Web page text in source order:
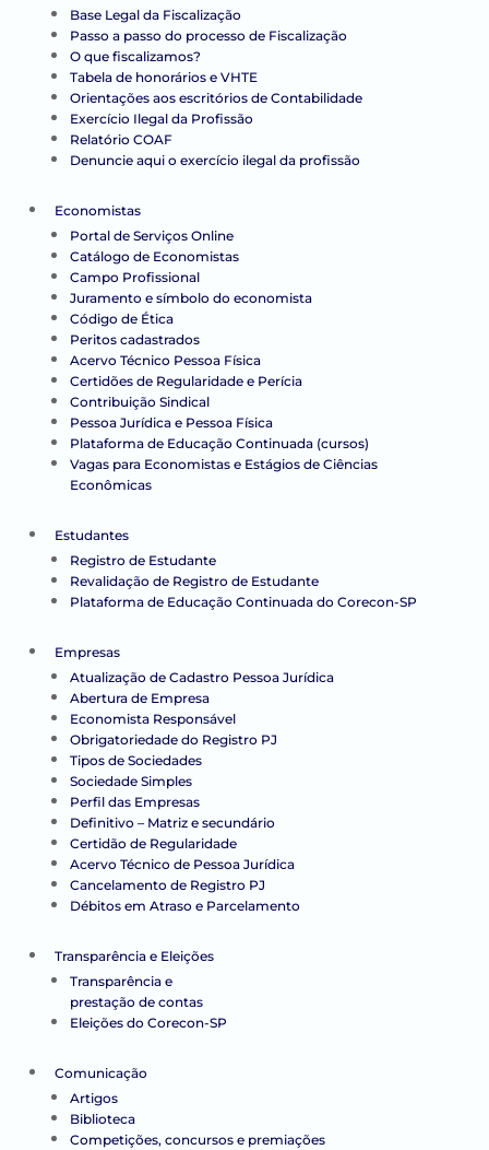
Base Legal da Fiscalização
Passo a passo do processo de Fiscalização
O que fiscalizamos?
Tabela de honorários e VHTE
Orientações aos escritórios de Contabilidade
Exercício Ilegal da Profissão
Relatório COAF
Denuncie aqui o exercício ilegal da profissão
Economistas
Portal de Serviços Online
Catálogo de Economistas
Campo Profissional
Juramento e símbolo do economista
Código de Ética
Peritos cadastrados
Acervo Técnico Pessoa Física
Certidões de Regularidade e Perícia
Contribuição Sindical
Pessoa Jurídica e Pessoa Física
Plataforma de Educação Continuada (cursos)
Vagas para Economistas e Estágios de Ciências
Econômicas
Estudantes
Registro de Estudante
Revalidação de Registro de Estudante
Plataforma de Educação Continuada do Corecon-SP
Empresas
Atualização de Cadastro Pessoa Jurídica
Abertura de Empresa
Economista Responsável
Obrigatoriedade do Registro PJ
Tipos de Sociedades
Sociedade Simples
Perfil das Empresas
Definitivo – Matriz e secundário
Certidão de Regularidade
Acervo Técnico de Pessoa Jurídica
Cancelamento de Registro PJ
Débitos em Atraso e Parcelamento
Transparência e Eleições
Transparência e
prestação de contas
Eleições do Corecon-SP
Comunicação
Artigos
Biblioteca
Competições, concursos e premiações